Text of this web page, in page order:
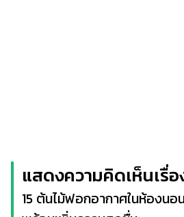
แสดงความคิดเห็นเรื่อ
15 ต้นไม้ฟอกอากาศในห้องน